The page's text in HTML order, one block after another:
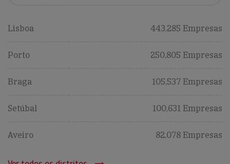
Lisboa 443,285 Empresas
Porto 250,805 Empresas
Braga 105,537 Empresas
Setúbal 100,631 Empresas
Aveiro 82,078 Empresas